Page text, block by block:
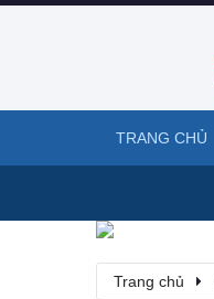
Trang chủ
TRANG CHỦ